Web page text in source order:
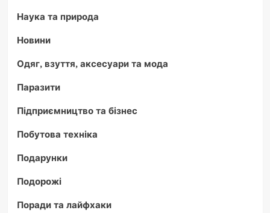
Наука та природа
Новини
Одяг, взуття, аксесуари та мода
Паразити
Підприємництво та бізнес
Побутова техніка
Подарунки
Подорожі
Поради та лайфхаки